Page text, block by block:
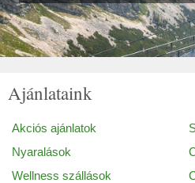
Ajánlataink
Akciós ajánlatok
Nyaralások
Wellness szállások